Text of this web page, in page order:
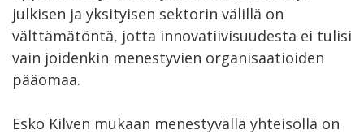
julkisen ja yksityisen sektorin välillä on
välttämätöntä, jotta innovatiivisuudesta ei tulisi
vain joidenkin menestyvien organisaatioiden
pääomaa.
Esko Kilven mukaan menestyvällä yhteisöllä on